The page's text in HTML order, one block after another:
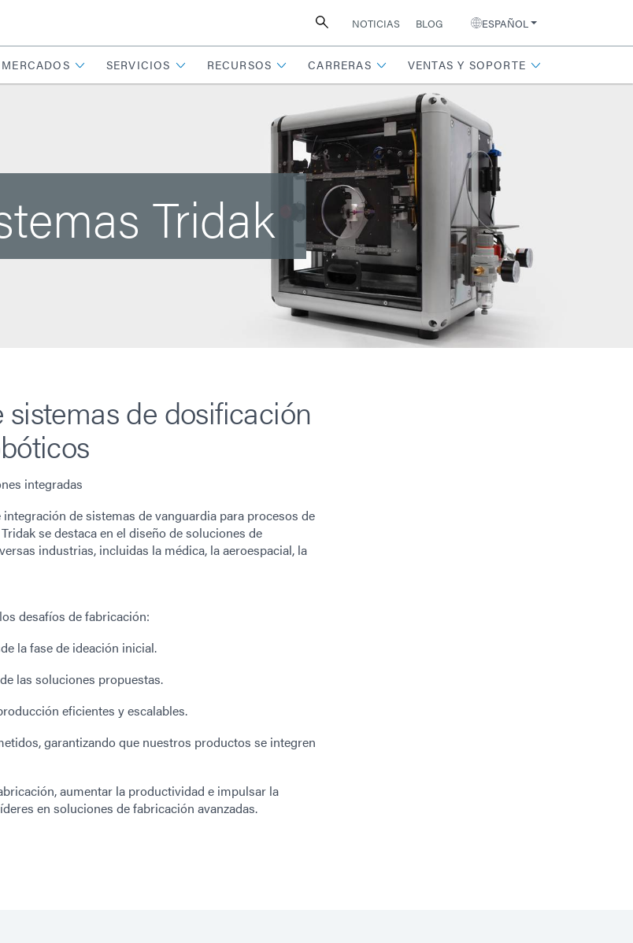
NOTICIAS BLOG ESPAÑOL
MERCADOS SERVICIOS RECURSOS CARRERAS VENTAS Y SOPORTE
Tridak
de dosificación
integradas
de sistemas de vanguardia para procesos de
se destaca en el diseño de soluciones de
industrias, incluidas la médica, la aeroespacial, la
desafíos de fabricación:
la fase de ideación inicial.
las soluciones propuestas.
eficientes y escalables.
garantizando que nuestros productos se integren
aumentar la productividad e impulsar la
en soluciones de fabricación avanzadas.